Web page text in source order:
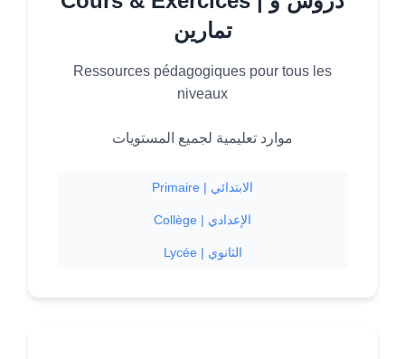
تمارين
Ressources pédagogiques pour tous les
niveaux
موارد تعليمية لجميع المستويات
Primaire | الابتدائي
Collège | الإعدادي
Lycée | الثانوي